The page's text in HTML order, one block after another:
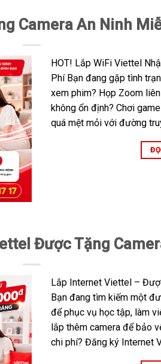
Camera An Ninh
HOT! Lắp WiFi Viettel
Phí Bạn đang gặp tình
xem phim? Họp Zoom
không ổn định? Chơi
quá mệt mỏi với đường
Được Tặng
Lắp Internet Viettel –
Bạn đang tìm kiếm một
để phục vụ học tập, làm
lắp thêm camera để bảo
chi phí? Đăng ký Internet